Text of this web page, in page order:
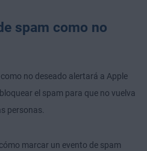
spam como no
no deseado alertará a Apple
el spam para que no vuelva
personas.
marcar un evento de spam